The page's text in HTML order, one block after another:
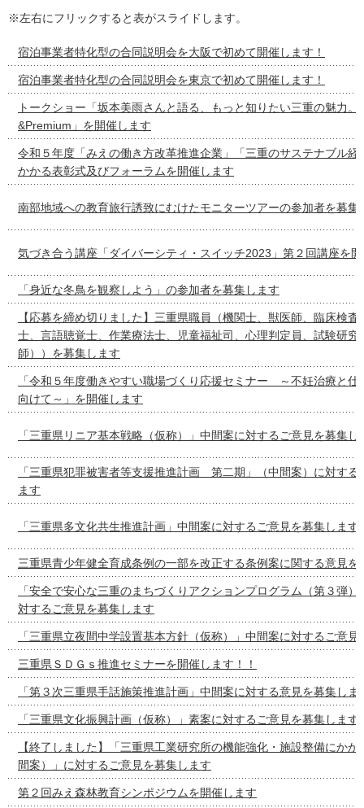
※左右にフリックすると表がスライドします。
宿泊事業者特化型の合同説明会を大阪で初めて開催します！
宿泊事業者特化型の合同説明会を東京で初めて開催します！
トークショー「坂本美雨さんと語る、もっと知りたい三重の魅力
&Premium」を開催します
令和５年度「みえの働き方改革推進企業」「三重のサステナブル経
かかる表彰式及びフォーラムを開催します
南部地域への教育旅行誘致にむけたモニターツアーの参加者を募集
気づき合う講座「ダイバーシティ・スイッチ2023」第２回講座を
「身近な冬鳥を観察しよう」の参加者を募集します
【応募を締め切りました】三重県職員（機関士、獣医師、臨床検
士、言語聴覚士、作業療法士、児童福祉司、心理判定員、試験研究
師））を募集します
「令和５年度働きやすい職場づくり応援セミナー ～不妊治療と仕
向けて～」を開催します
「三重県リニア基本戦略（仮称）」中間案に対するご意見を募集し
「三重県犯罪被害者等支援推進計画 第二期」（中間案）に対する
ます
「三重県多文化共生推進計画」中間案に対するご意見を募集します
三重県青少年健全育成条例の一部を改正する条例案に関する意見を
「安全で安心な三重のまちづくりアクションプログラム（第３弾
対するご意見を募集します
「三重県立夜間中学設置基本方針（仮称）」中間案に対するご意見
三重県ＳＤＧｓ推進セミナーを開催します！！
「第３次三重県手話施策推進計画」中間案に対する意見を募集しま
「三重県文化振興計画（仮称）」素案に対するご意見を募集します
【終了しました】「三重県工業研究所の機能強化・施設整備にか
間案）」に対するご意見を募集します
第２回みえ森林教育シンポジウムを開催します